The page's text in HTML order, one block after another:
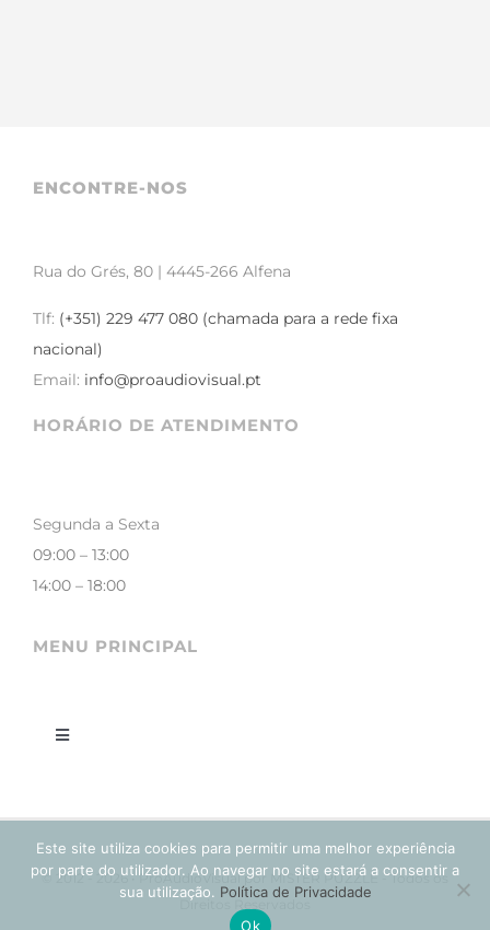
ENCONTRE-NOS
Rua do Grés, 80 | 4445-266 Alfena
Tlf: (+351) 229 477 080 (chamada para a rede fixa
nacional)
Email: info@proaudiovisual.pt
HORÁRIO DE ATENDIMENTO
Segunda a Sexta
09:00 – 13:00
14:00 – 18:00
MENU PRINCIPAL
Toggle
CONTACTOS
© 2012 - 2026 • ProAudioVisual por MISTER PUZZLE - Todos os
Direitos Reservados
Este site utiliza cookies para permitir uma melhor experiência
por parte do utilizador. Ao navegar no site estará a consentir a
sua utilização. Política de Privacidade
Ok